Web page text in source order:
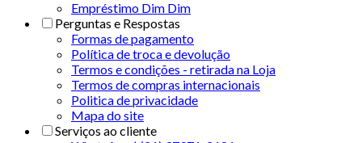
Empréstimo Dim Dim
Perguntas e Respostas
Formas de pagamento
Política de troca e devolução
Termos e condições - retirada na Loja
Termos de compras internacionais
Politica de privacidade
Mapa do site
Serviços ao cliente